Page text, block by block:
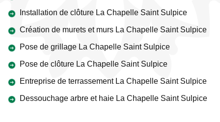
Installation de clôture La Chapelle Saint Sulpice
Création de murets et murs La Chapelle Saint Sulpice
Pose de grillage La Chapelle Saint Sulpice
Pose de clôture La Chapelle Saint Sulpice
Entreprise de terrassement La Chapelle Saint Sulpice
Dessouchage arbre et haie La Chapelle Saint Sulpice